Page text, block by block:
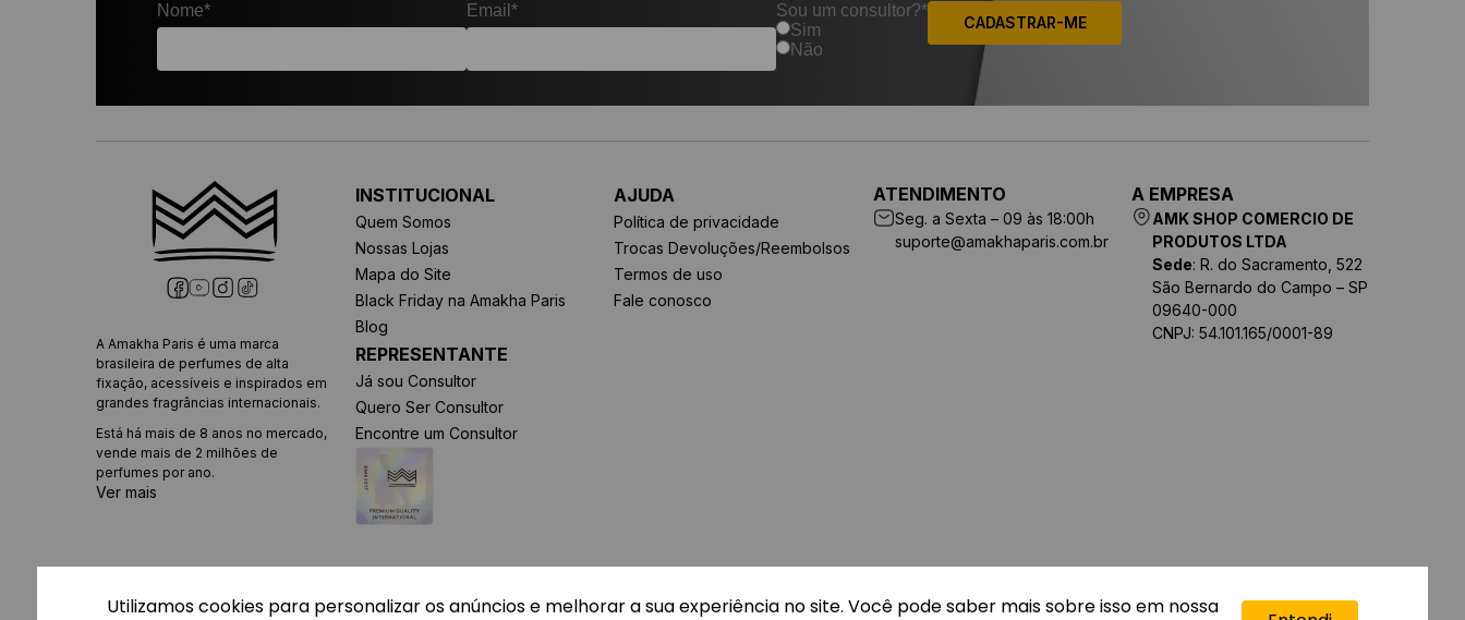
Utilizamos cookies para personalizar os anúncios e melhorar a sua experiência no site. Você pode saber mais sobre isso em nossa
Nome* Email*
Sou um consultor?*
Sim
Não
CADASTRAR-ME
A Amakha Paris é uma marca
brasileira de perfumes de alta
fixação, acessíveis e inspirados em
grandes fragrâncias internacionais.
Está há mais de 8 anos no mercado,
vende mais de 2 milhões de
perfumes por ano.
Ver mais
INSTITUCIONAL
Quem Somos
Nossas Lojas
Mapa do Site
Black Friday na Amakha Paris
Blog
REPRESENTANTE
Já sou Consultor
Quero Ser Consultor
Encontre um Consultor
AJUDA
Política de privacidade
Trocas Devoluções/Reembolsos
Termos de uso
Fale conosco
ATENDIMENTO
Seg. a Sexta – 09 às 18:00h
suporte@amakhaparis.com.br
A EMPRESA
AMK SHOP COMERCIO DE
PRODUTOS LTDA
Sede: R. do Sacramento, 522
São Bernardo do Campo – SP
09640-000
CNPJ: 54.101.165/0001-89